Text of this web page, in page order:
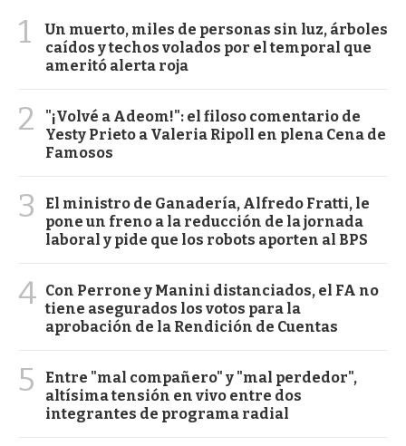
1
Un muerto, miles de personas sin luz, árboles
caídos y techos volados por el temporal que
ameritó alerta roja
2
"¡Volvé a Adeom!": el filoso comentario de
Yesty Prieto a Valeria Ripoll en plena Cena de
Famosos
3
El ministro de Ganadería, Alfredo Fratti, le
pone un freno a la reducción de la jornada
laboral y pide que los robots aporten al BPS
4 Con Perrone y Manini distanciados, el FA no
tiene asegurados los votos para la
aprobación de la Rendición de Cuentas
5
Entre "mal compañero" y "mal perdedor",
altísima tensión en vivo entre dos
integrantes de programa radial